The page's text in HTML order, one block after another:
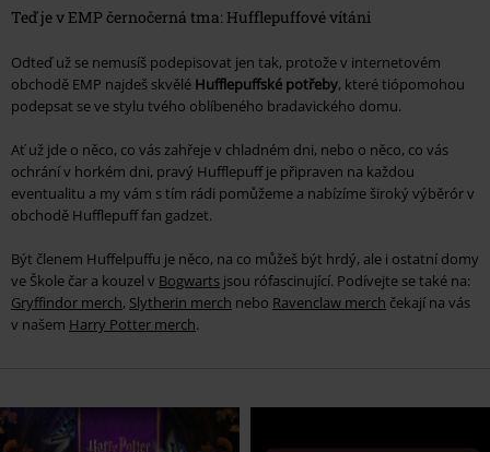
Teď je v EMP černočerná tma: Hufflepuffové vítáni
Odteď už se nemusíš podepisovat jen tak, protože v internetovém
obchodě EMP najdeš skvělé Hufflepuffské potřeby, které tiópomohou
podepsat se ve stylu tvého oblíbeného bradavického domu.
Ať už jde o něco, co vás zahřeje v chladném dni, nebo o něco, co vás
ochrání v horkém dni, pravý Hufflepuff je připraven na každou
eventualitu a my vám s tím rádi pomůžeme a nabízíme široký výběrór v
obchodě Hufflepuff fan gadzet.
Být členem Huffelpuffu je něco, na co můžeš být hrdý, ale i ostatní domy
ve Škole čar a kouzel v Bogwarts jsou rófascinující. Podívejte se také na:
Gryffindor merch, Slytherin merch nebo Ravenclaw merch čekají na vás
v našem Harry Potter merch.